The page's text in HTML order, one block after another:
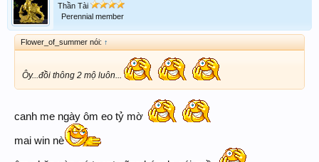
Thần Tài
Perennial member
Flower_of_summer nói: ↑
Ôy...đồi thông 2 mộ luôn...
canh me ngày ôm eo tỷ mờ
mai win nè